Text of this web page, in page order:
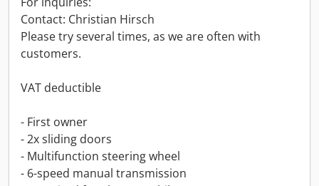
Contact: Christian Hirsch
Please try several times, as we are often with
customers.
VAT deductible
- First owner
- 2x sliding doors
- Multifunction steering wheel
- 6-speed manual transmission